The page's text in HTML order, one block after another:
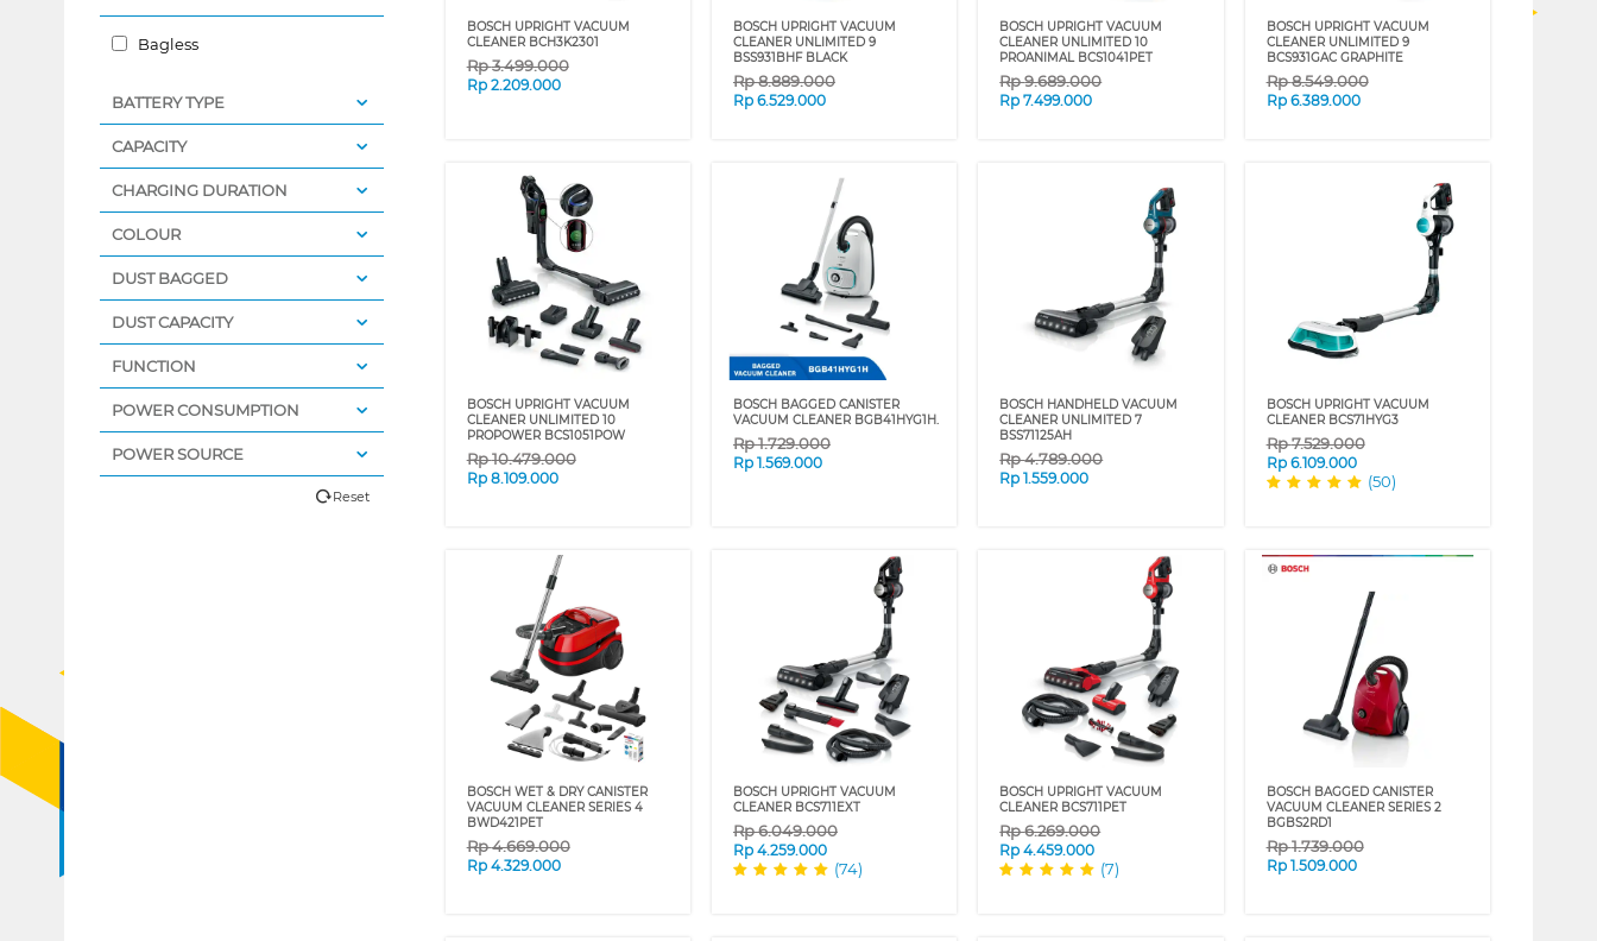
Bagless
BATTERY TYPE
CAPACITY
CHARGING DURATION
COLOUR
DUST BAGGED
DUST CAPACITY
FUNCTION
POWER CONSUMPTION
POWER SOURCE
Reset
BOSCH UPRIGHT VACUUM
CLEANER BCH3K2301
Rp3.499.000
Rp 2.209.000
BOSCH UPRIGHT VACUUM
CLEANER UNLIMITED 9
BSS931BHF BLACK
Rp8.889.000
Rp 6.529.000
BOSCH UPRIGHT VACUUM
CLEANER UNLIMITED 10
PROANIMAL BCS1041PET
Rp9.689.000
Rp7.499.000
BOSCH UPRIGHT VACUUM
CLEANER UNLIMITED 9
BCS931GAC GRAPHITE
Rp8.549.000
Rp 6.389.000
BOSCH UPRIGHT VACUUM
CLEANER UNLIMITED 10
PROPOWER BCS1051POW
Rp10.479.000
Rp 8.109.000
BOSCH BAGGED CANISTER
VACUUM CLEANER BGB41HYG1H.
Rp1.729.000
Rp 1.569.000
BOSCH HANDHELD VACUUM
CLEANER UNLIMITED 7
BSS71125AH
Rp4.789.000
Rp1.559.000
BOSCH UPRIGHT VACUUM
CLEANER BCS71HYG3
Rp7.529.000
Rp 6.109.000
(50)
BOSCH WET & DRY CANISTER
VACUUM CLEANER SERIES 4
BWD421PET
Rp4.669.000
Rp 4.329.000
BOSCH UPRIGHT VACUUM
CLEANER BCS711EXT
Rp6.049.000
Rp 4.259.000
(74)
BOSCH UPRIGHT VACUUM
CLEANER BCS711PET
Rp6.269.000
Rp4.459.000
(7)
BOSCH BAGGED CANISTER
VACUUM CLEANER SERIES 2
BGBS2RD1
Rp1.739.000
Rp 1.509.000